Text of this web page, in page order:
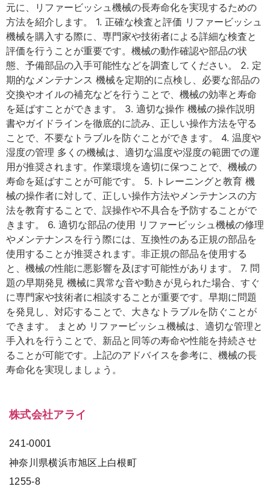
元に、リファービッシュ機械の長寿命化を実現するための
方法を紹介します。 1. 正確な検査と評価 リファービッシュ
機械を購入する際に、専門家や技術者による詳細な検査と
評価を行うことが重要です。機械の動作確認や部品の状
態、予備部品の入手可能性などを調査してください。 2. 定
期的なメンテナンス 機械を定期的に点検し、必要な部品の
交換やオイルの補充などを行うことで、機械の効率と寿命
を延ばすことができます。 3. 適切な操作 機械の操作説明
書やガイドラインを徹底的に読み、正しい操作方法を守る
ことで、不要なトラブルを防ぐことができます。 4. 温度や
湿度の管理 多くの機械は、適切な温度や湿度の範囲での運
用が推奨されます。作業環境を適切に保つことで、機械の
寿命を延ばすことが可能です。 5. トレーニングと教育 機
械の操作者に対して、正しい操作方法やメンテナンスの方
法を教育することで、誤操作や不具合を予防することがで
きます。 6. 適切な部品の使用 リファービッシュ機械の修理
やメンテナンスを行う際には、互換性のある正規の部品を
使用することが推奨されます。非正規の部品を使用する
と、機械の性能に悪影響を及ぼす可能性があります。 7. 問
題の早期発見 機械に異常な音や動きが見られた場合、すぐ
に専門家や技術者に相談することが重要です。早期に問題
を発見し、対応することで、大きなトラブルを防ぐことが
できます。 まとめ リファービッシュ機械は、適切な管理と
手入れを行うことで、新品と同等の寿命や性能を持続させ
ることが可能です。上記のアドバイスを参考に、機械の長
寿命化を実現しましょう。
株式会社アライ
241-0001
神奈川県横浜市旭区上白根町
1255-8